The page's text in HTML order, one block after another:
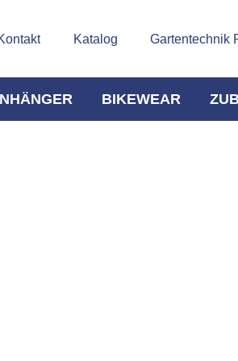
Katalog Gartentechnik
BIKEWEAR